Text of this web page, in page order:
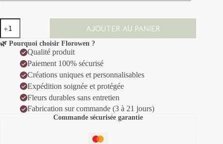
quantité
de
Lanterne
aux
douces
pensées.
AJOUTER AU PANIER
🌿 Pourquoi choisir Florowen ?
Qualité produit
Paiement 100% sécurisé
Créations uniques et personnalisables
Expédition soignée et protégée
Fleurs durables sans entretien
Fabrication sur commande (3 à 21 jours)
Commande sécurisée garantie